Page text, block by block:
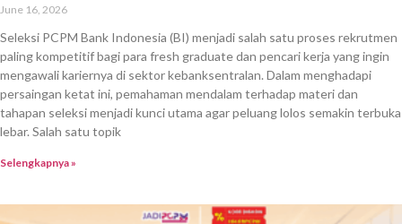
June 16, 2026
Seleksi PCPM Bank Indonesia (BI) menjadi salah satu proses rekrutmen
paling kompetitif bagi para fresh graduate dan pencari kerja yang ingin
mengawali kariernya di sektor kebanksentralan. Dalam menghadapi
persaingan ketat ini, pemahaman mendalam terhadap materi dan
tahapan seleksi menjadi kunci utama agar peluang lolos semakin terbuka
lebar. Salah satu topik
Selengkapnya »